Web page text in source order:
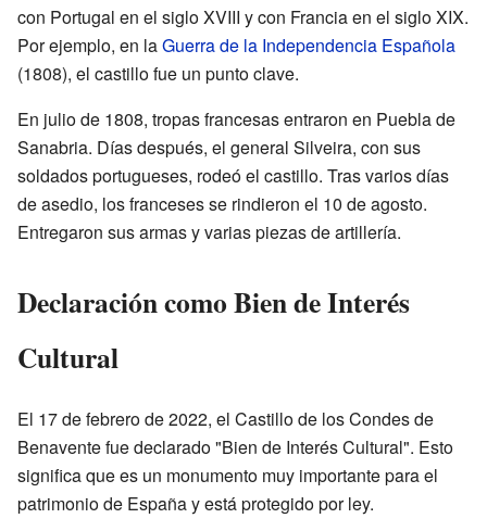
con Portugal en el siglo XVIII y con Francia en el siglo XIX.
Por ejemplo, en laGuerra de la Independencia Española
(1808), el castillo fue un punto clave.
En julio de 1808, tropas francesas entraron en Puebla de
Sanabria. Días después, el general Silveira, con sus
soldados portugueses, rodeó el castillo. Tras varios días
de asedio, los franceses se rindieron el 10 de agosto.
Entregaron sus armas y varias piezas de artillería.
Declaración como Bien de Interés
Cultural
El 17 de febrero de 2022, el Castillo de los Condes de
Benavente fue declarado "Bien de Interés Cultural". Esto
significa que es un monumento muy importante para el
patrimonio de España y está protegido por ley.